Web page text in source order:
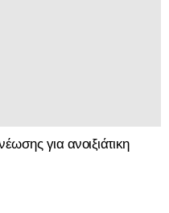
για ανοιξιάτικη